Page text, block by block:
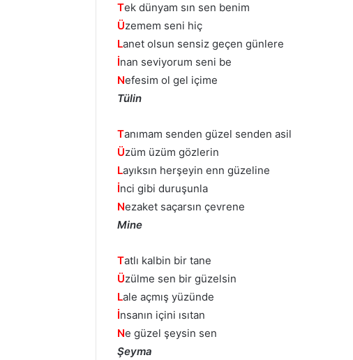
Tek dünyam sın sen benim
Üzemem seni hiç
Lanet olsun sensiz geçen günlere
İnan seviyorum seni be
Nefesim ol gel içime
Tülin
Tanımam senden güzel senden asil
Üzüm üzüm gözlerin
Layıksın herşeyin enn güzeline
İnci gibi duruşunla
Nezaket saçarsın çevrene
Mine
Tatlı kalbin bir tane
Üzülme sen bir güzelsin
Lale açmış yüzünde
İnsanın içini ısıtan
Ne güzel şeysin sen
Şeyma